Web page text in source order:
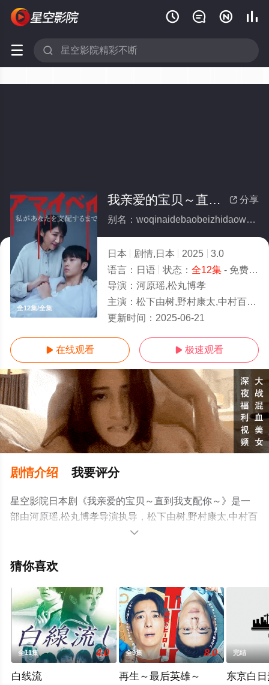
   
 
全12集/全集
 分享
我亲爱的宝贝～直到我支配你～(全集)
别名：woqinaidebaobeizhidaowozhipeini
日本 剧情,日本 2025
3.0
语言： 日语 状态： 全12集- 免费在线观看
导演： 河原瑶,松丸博孝
主演： 松下由树,野村康太,中村百合香,长妻怜央,異儀田夏葉,桜まゆみ,岩谷健司,山口纱弥加
更新时间： 2025-06-21
 在线观看  极速观看
剧情介绍 我要评分
星空影院日本剧《我亲爱的宝贝～直到我支配你～》是一
部由河原瑶,松丸博孝导演执导，松下由树,野村康太,中村百
合香,长妻怜央,異儀田夏葉,桜まゆみ,岩谷健司,山口纱弥加
集），手机免费观看高清无删减完整版电视剧全集就上星
情网等平台了解。

猜你喜欢
全11集 4.0
白线流
全9集 8.0
再生～最后英雄～
完结
东京白